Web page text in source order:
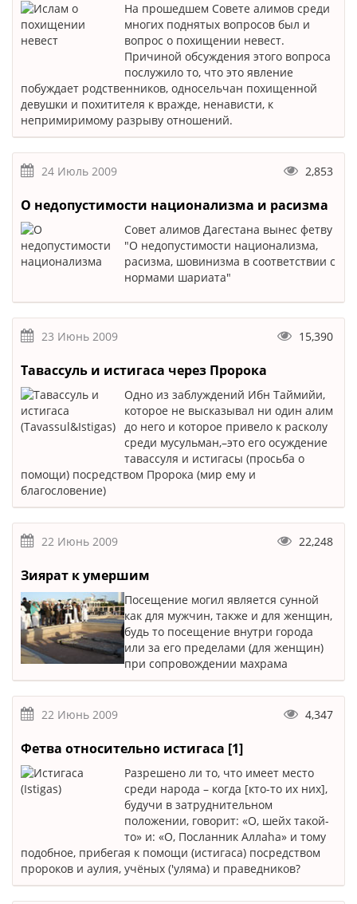
На прошедшем Совете алимов среди
многих поднятых вопросов был и
вопрос о похищении невест.
Причиной обсуждения этого вопроса
послужило то, что это явление
побуждает родственников, односельчан похищенной
девушки и похитителя к вражде, ненависти, к
непримиримому разрыву отношений.
24 Июль 2009 2,853
О недопустимости национализма и расизма
Совет алимов Дагестана вынес фетву
"О недопустимости национализма,
расизма, шовинизма в соответствии с
нормами шариата"
23 Июнь 2009 15,390
Тавассуль и истигаса через Пророка
Одно из заблуждений Ибн Таймийи,
которое не высказывал ни один алим
до него и которое привело к расколу
среди мусульман,–это его осуждение
тавассуля и истигасы (просьба о
помощи) посредством Пророка (мир ему и
благословение)
22 Июнь 2009 22,248
Зиярат к умершим
Посещение могил является сунной
как для мужчин, также и для женщин,
будь то посещение внутри города
или за его пределами (для женщин)
при сопровождении махрама
22 Июнь 2009 4,347
Фетва относительно истигаса [1]
Разрешено ли то, что имеет место
среди народа – когда [кто-то их них],
будучи в затруднительном
положении, говорит: «О, шейх такой-
то» и: «О, Посланник Аллаhа» и тому
подобное, прибегая к помощи (истигаса) посредством
пророков и аулия, учёных ('уляма) и праведников?